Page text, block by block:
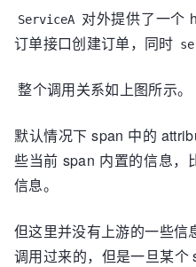
ServiceA 对外提供了一个
订单接口创建订单，同时
整个调用关系如上图所示。
默认情况下 span 中的
些当前 span 内置的信息，
信息。
但这里并没有上游的一些信
调用过来的，但是一旦某